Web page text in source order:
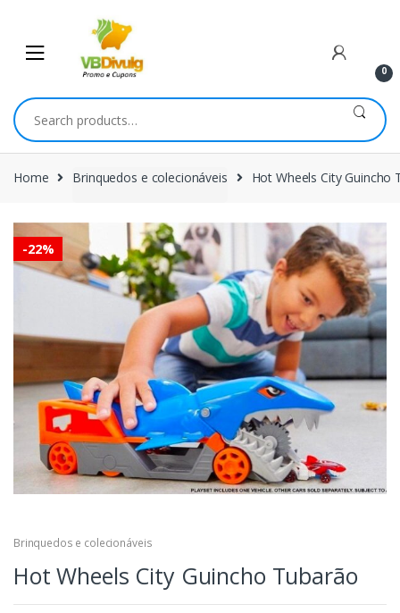
navigation
content
0
Search
for:
Home Brinquedos e colecionáveis Hot Wheels City Guincho
-22%
Brinquedos e colecionáveis
Hot Wheels City Guincho Tubarão